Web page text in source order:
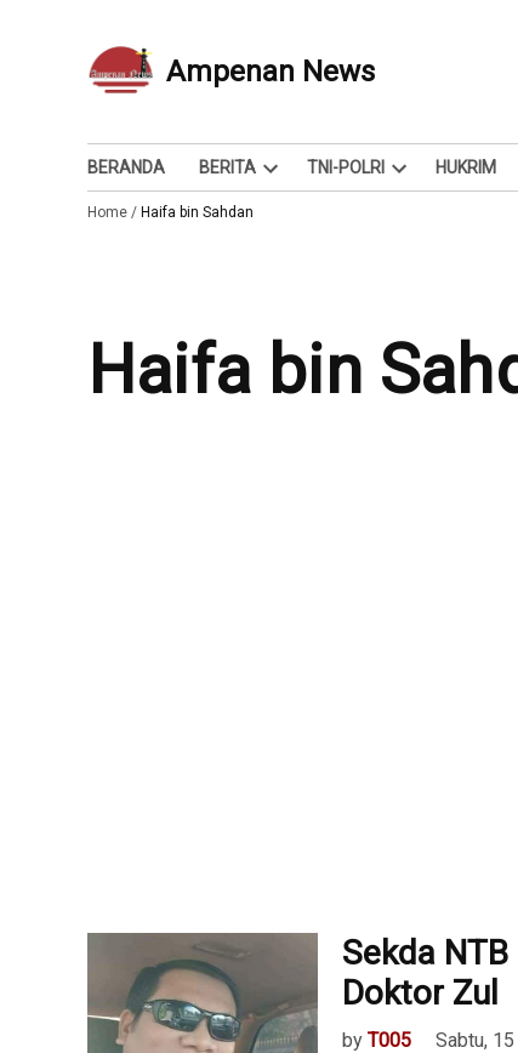
Ampenan News
Berita dan Info
BERANDA BERITA
Open
TNI-POLRI
Open
HUKRIM
Home / Haifa bin Sahdan
Haifa bin
Sekda
Doktor Zul
by T005 Sabtu,